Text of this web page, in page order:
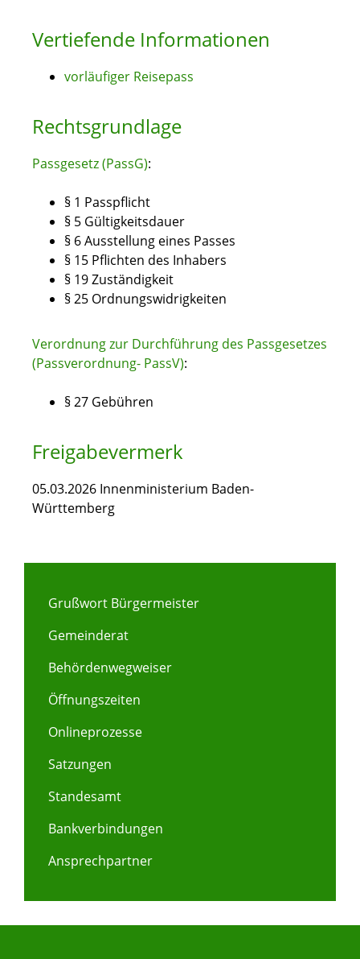
Vertiefende Informationen
vorläufiger Reisepass
Rechtsgrundlage
Passgesetz (PassG):
§ 1 Passpflicht
§ 5 Gültigkeitsdauer
§ 6Ausstellung eines Passes
§ 15 Pflichten des Inhabers
§ 19 Zuständigkeit
§ 25 Ordnungswidrigkeiten
Verordnung zur Durchführung des Passgesetzes
(Passverordnung- PassV):
§ 27 Gebühren
Freigabevermerk
05.03.2026 Innenministerium Baden-
Württemberg
Grußwort Bürgermeister
Gemeinderat
Behördenwegweiser
Öffnungszeiten
Onlineprozesse
Satzungen
Standesamt
Bankverbindungen
Ansprechpartner